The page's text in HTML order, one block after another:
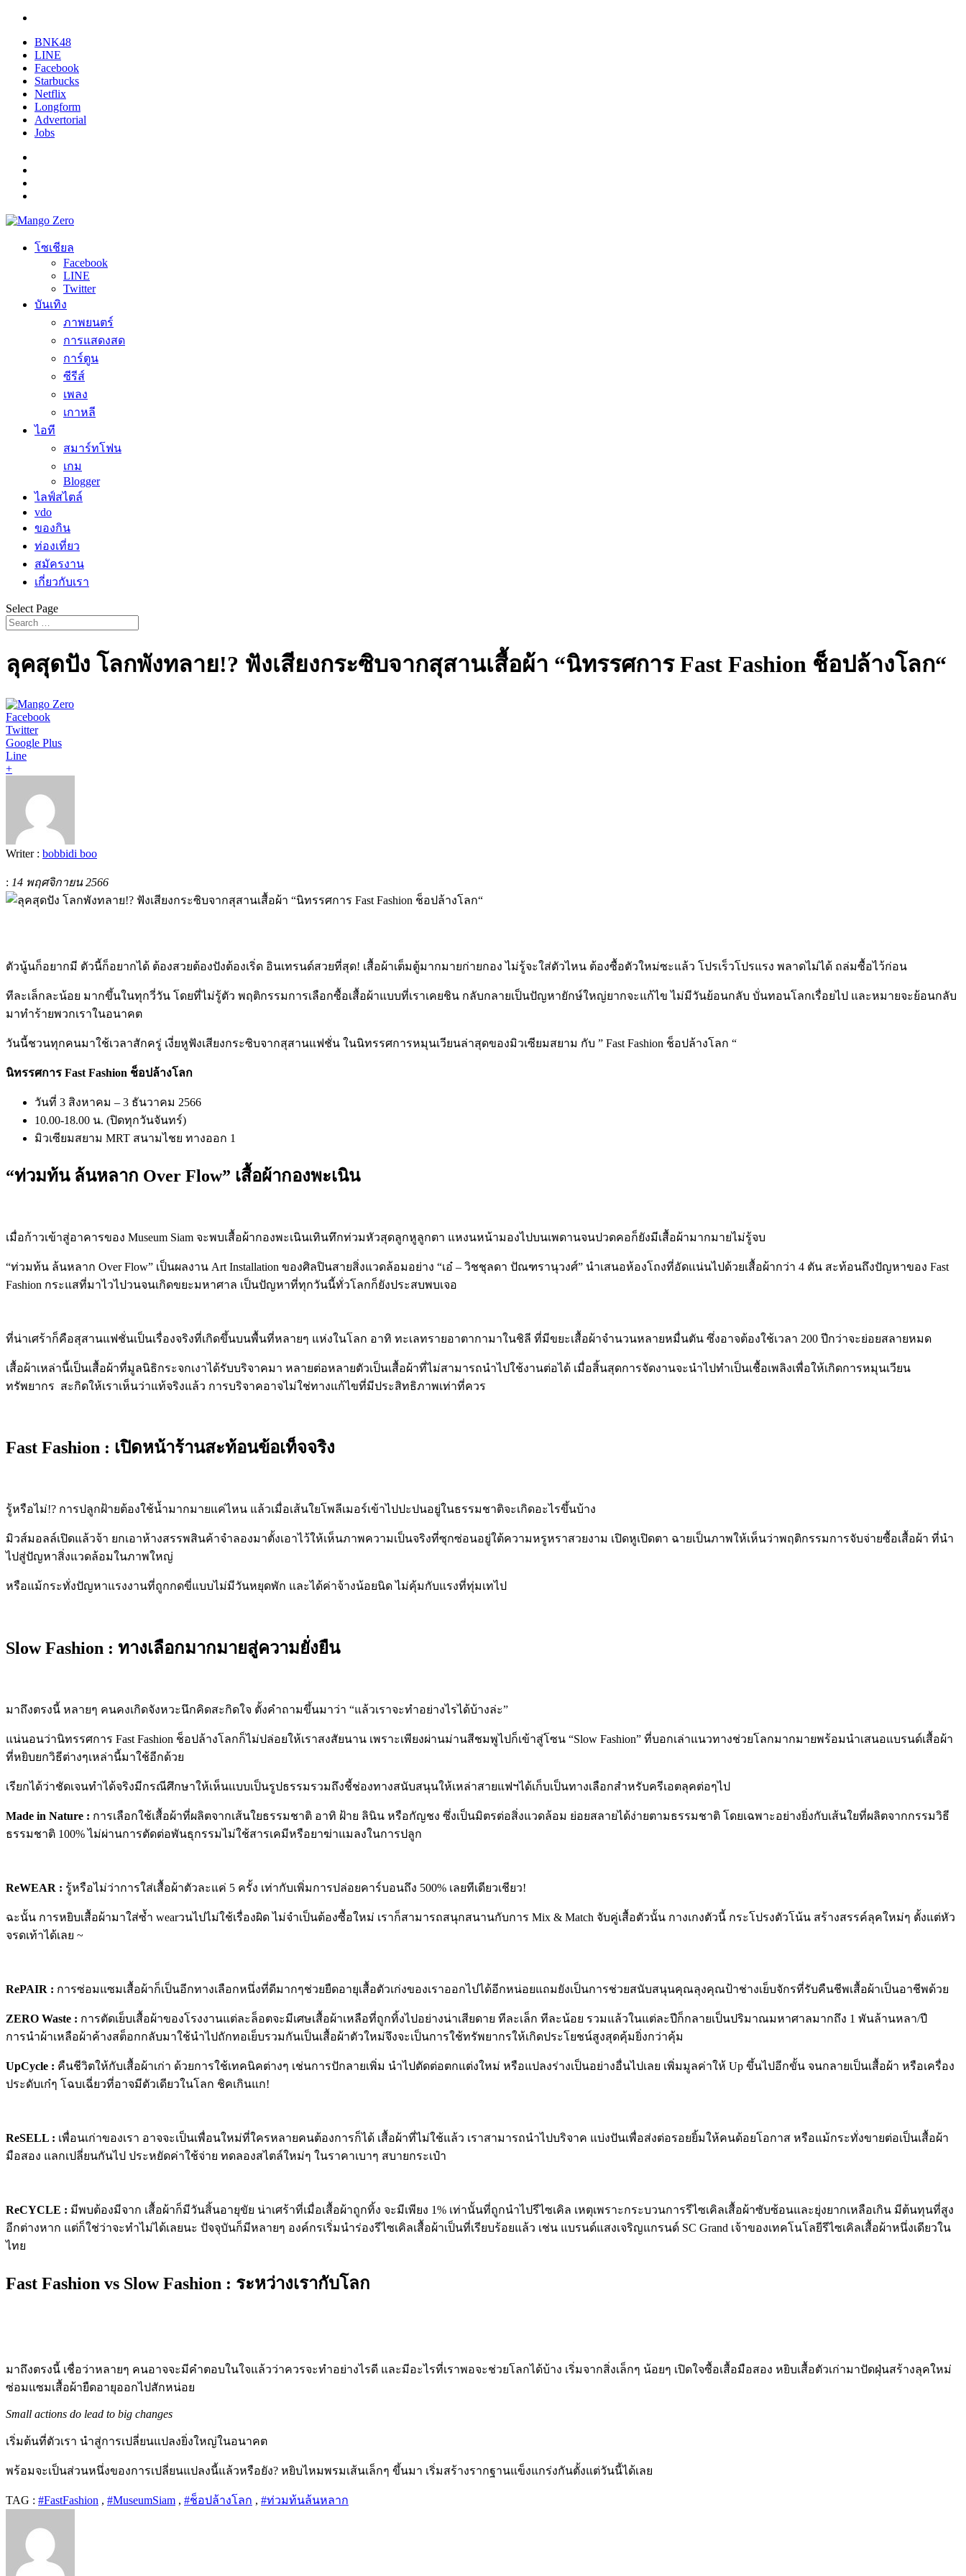
BNK48
LINE
Facebook
Starbucks
Netflix
Longform
Advertorial
Jobs
โซเชียล
Facebook
LINE
Twitter
บันเทิง
ภาพยนตร์
การแสดงสด
การ์ตูน
ซีรีส์
เพลง
เกาหลี
ไอที
สมาร์ทโฟน
เกม
Blogger
ไลฟ์สไตล์
vdo
ของกิน
ท่องเที่ยว
สมัครงาน
เกี่ยวกับเรา
Select Page
ลุคสุดปัง โลกพังทลาย!? ฟังเสียงกระซิบจากสุสานเสื้อผ้า “นิทรรศการ Fast Fashion ช็อปล้างโลก​“
Facebook
Twitter
Google Plus
Line
+
Writer : bobbidi boo
: 14 พฤศจิกายน 2566
ตัวนู้นก็อยากมี ตัวนี้ก็อยากได้ ต้องสวยต้องปังต้องเริ่ด อินเทรนด์สวยที่สุด! เสื้อผ้าเต็มตู้มากมายก่ายกอง ไม่รู้จะใส่ตัวไหน ต้องซื้อตัวใหม่ซะแล้ว โปรเร็วโปรแรง พลาดไม่ได้ ถล่มซื้อไว้ก่อน
ทีละเล็กละน้อย มากขึ้นในทุกวี่วัน โดยที่ไม่รู้ตัว พฤติกรรมการเลือกซื้อเสื้อผ้าแบบที่เราเคยชิน กลับกลายเป็นปัญหายักษ์ใหญ่ยากจะแก้ไข ไม่มีวันย้อนกลับ บั่นทอนโลกเรื่อยไป และหมายจะย้อนกลับ
มาทำร้ายพวกเราในอนาคต
วันนี้ชวนทุกคนมาใช้เวลาสักครู่ เงี่ยหูฟังเสียงกระซิบจากสุสานแฟชั่น ในนิทรรศการหมุนเวียนล่าสุดของมิวเซียมสยาม กับ ” Fast Fashion ช็อปล้างโลก “
นิทรรศการ Fast Fashion ช็อปล้างโลก
วันที่ 3 สิงหาคม – 3 ธันวาคม 2566
10.00-18.00 น. (ปิดทุกวันจันทร์)
มิวเซียมสยาม MRT สนามไชย ทางออก 1
“ท่วมท้น ล้นหลาก Over Flow” เสื้อผ้ากองพะเนิน
เมื่อก้าวเข้าสู่อาคารของ Museum Siam จะพบเสื้อผ้ากองพะเนินเทินทึกท่วมหัวสุดลูกหูลูกตา แหงนหน้ามองไปบนเพดานจนปวดคอก็ยังมีเสื้อผ้ามากมายไม่รู้จบ
“ท่วมท้น ล้นหลาก Over Flow” เป็นผลงาน Art Installation ของศิลปินสายสิ่งแวดล้อมอย่าง “เอ๋ – วิชชุลดา ปัณฑรานุวงศ์” นำเสนอห้องโถงที่อัดแน่นไปด้วยเสื้อผ้ากว่า 4 ตัน สะท้อนถึงปัญหาของ Fast
Fashion กระแสที่มาไวไปวนจนเกิดขยะมหาศาล เป็นปัญหาที่ทุกวันนี้ทั่วโลกก็ยังประสบพบเจอ
ที่น่าเศร้าก็คือสุสานแฟชั่นเป็นเรื่องจริงที่เกิดขึ้นบนพื้นที่หลายๆ แห่งในโลก อาทิ ทะเลทรายอาตากามาในชิลี ที่มีขยะเสื้อผ้าจำนวนหลายหมื่นตัน ซึ่งอาจต้องใช้เวลา 200 ปีกว่าจะย่อยสลายหมด
เสื้อผ้าเหล่านี้เป็นเสื้อผ้าที่มูลนิธิกระจกเงาได้รับบริจาคมา หลายต่อหลายตัวเป็นเสื้อผ้าที่ไม่สามารถนำไปใช้งานต่อได้ เมื่อสิ้นสุดการจัดงานจะนำไปทำเป็นเชื้อเพลิงเพื่อให้เกิดการหมุนเวียน
ทรัพยากร สะกิดให้เราเห็นว่าแท้จริงแล้ว การบริจาคอาจไม่ใช่ทางแก้ไขที่มีประสิทธิภาพเท่าที่ควร
Fast Fashion : เปิดหน้าร้านสะท้อนข้อเท็จจริง
รู้หรือไม่!? การปลูกฝ้ายต้องใช้น้ำมากมายแค่ไหน แล้วเมื่อเส้นใยโพลีเมอร์เข้าไปปะปนอยู่ในธรรมชาติจะเกิดอะไรขึ้นบ้าง
มิวส์มอลล์เปิดแล้วจ้า ยกเอาห้างสรรพสินค้าจำลองมาตั้งเอาไว้ให้เห็นภาพความเป็นจริงที่ซุกซ่อนอยู่ใต้ความหรูหราสวยงาม เปิดหูเปิดตา ฉายเป็นภาพให้เห็นว่าพฤติกรรมการจับจ่ายซื้อเสื้อผ้า ที่นำ
ไปสู่ปัญหาสิ่งแวดล้อมในภาพใหญ่
หรือแม้กระทั่งปัญหาแรงงานที่ถูกกดขี่แบบไม่มีวันหยุดพัก และได้ค่าจ้างน้อยนิด ไม่คุ้มกับแรงที่ทุ่มเทไป
Slow Fashion : ทางเลือกมากมายสู่ความยั่งยืน
มาถึงตรงนี้ หลายๆ คนคงเกิดจังหวะนึกคิดสะกิดใจ ตั้งคำถามขึ้นมาว่า “แล้วเราจะทำอย่างไรได้บ้างล่ะ”
แน่นอนว่านิทรรศการ Fast Fashion ช็อปล้างโลกก็ไม่ปล่อยให้เราสงสัยนาน เพราะเพียงผ่านม่านสีชมพูไปก็เข้าสู่โซน “Slow Fashion” ที่บอกเล่าแนวทางช่วยโลกมากมายพร้อมนำเสนอแบรนด์เสื้อผ้า
ที่หยิบยกวิธีต่างๆเหล่านี้มาใช้อีกด้วย
เรียกได้ว่าชัดเจนทำได้จริงมีกรณีศึกษาให้เห็นแบบเป็นรูปธรรมรวมถึงชี้ช่องทางสนับสนุนให้เหล่าสายแฟฯได้เก็บเป็นทางเลือกสำหรับครีเอตลุคต่อๆไป
Made in Nature : การเลือกใช้เสื้อผ้าที่ผลิตจากเส้นใยธรรมชาติ อาทิ ฝ้าย ลินิน หรือกัญชง ซึ่งเป็นมิตรต่อสิ่งแวดล้อม ย่อยสลายได้ง่ายตามธรรมชาติ โดยเฉพาะอย่างยิ่งกับเส้นใยที่ผลิตจากกรรมวิธี
ธรรมชาติ 100%ไม่ผ่านการตัดต่อพันธุกรรมไม่ใช้สารเคมีหรือยาฆ่าแมลงในการปลูก
ReWEAR : รู้หรือไม่ว่าการใส่เสื้อผ้าตัวละแค่ 5 ครั้ง เท่ากับเพิ่มการปล่อยคาร์บอนถึง 500% เลยทีเดียวเชียว!
ฉะนั้น การหยิบเสื้อผ้ามาใส่ซ้ำ wearวนไปไม่ใช้เรื่องผิด ไม่จำเป็นต้องซื้อใหม่ เราก็สามารถสนุกสนานกับการ Mix & Match จับคู่เสื้อตัวนั้น กางเกงตัวนี้ กระโปรงตัวโน้น สร้างสรรค์ลุคใหม่ๆ ตั้งแต่หัว
จรดเท้าได้เลย ~
RePAIR : การซ่อมแซมเสื้อผ้าก็เป็นอีกทางเลือกหนึ่งที่ดีมากๆช่วยยืดอายุเสื้อตัวเก่งของเราออกไปได้อีกหน่อยแถมยังเป็นการช่วยสนับสนุนคุณลุงคุณป้าช่างเย็บจักรที่รับคืนชีพเสื้อผ้าเป็นอาชีพด้วย
ZERO Waste : การตัดเย็บเสื้อผ้าของโรงงานแต่ละล็อตจะมีเศษเสื้อผ้าเหลือที่ถูกทิ้งไปอย่างน่าเสียดาย ทีละเล็ก ทีละน้อย รวมแล้วในแต่ละปีก็กลายเป็นปริมาณมหาศาลมากถึง 1 พันล้านหลา/ปี
การนำผ้าเหลือผ้าค้างสต็อกกลับมาใช้นำไปถักทอเย็บรวมกันเป็นเสื้อผ้าตัวใหม่จึงจะเป็นการใช้ทรัพยากรให้เกิดประโยชน์สูงสุดคุ้มยิ่งกว่าคุ้ม
UpCycle : คืนชีวิตให้กับเสื้อผ้าเก่า ด้วยการใช้เทคนิคต่างๆ เช่นการปักลายเพิ่ม นำไปตัดต่อตกแต่งใหม่ หรือแปลงร่างเป็นอย่างอื่นไปเลย เพิ่มมูลค่าให้ Up ขึ้นไปอีกขั้น จนกลายเป็นเสื้อผ้า หรือเครื่อง
ประดับเก๋ๆ โฉบเฉี่ยวที่อาจมีตัวเดียวในโลก ชิคเกินแก!
ReSELL : เพื่อนเก่าของเรา อาจจะเป็นเพื่อนใหม่ที่ใครหลายคนต้องการก็ได้ เสื้อผ้าที่ไม่ใช้แล้ว เราสามารถนำไปบริจาค แบ่งปันเพื่อส่งต่อรอยยิ้มให้คนด้อยโอกาส หรือแม้กระทั่งขายต่อเป็นเสื้อผ้า
มือสอง แลกเปลี่ยนกันไป ประหยัดค่าใช้จ่าย ทดลองสไตล์ใหม่ๆ ในราคาเบาๆ สบายกระเป๋า
ReCYCLE : มีพบต้องมีจาก เสื้อผ้าก็มีวันสิ้นอายุขัย น่าเศร้าที่เมื่อเสื้อผ้าถูกทิ้ง จะมีเพียง 1% เท่านั้นที่ถูกนำไปรีไซเคิล เหตุเพราะกระบวนการรีไซเคิลเสื้อผ้าซับซ้อนและยุ่งยากเหลือเกิน มีต้นทุนที่สูง
อีกต่างหาก แต่ก็ใช่ว่าจะทำไม่ได้เลยนะ ปัจจุบันก็มีหลายๆ องค์กรเริ่มนำร่องรีไซเคิลเสื้อผ้าเป็นที่เรียบร้อยแล้ว เช่น แบรนด์แสงเจริญแกรนด์ SC Grand เจ้าของเทคโนโลยีรีไซเคิลเสื้อผ้าหนึ่งเดียวใน
ไทย
Fast Fashion vs Slow Fashion : ระหว่างเรากับโลก
มาถึงตรงนี้ เชื่อว่าหลายๆ คนอาจจะมีคำตอบในใจแล้วว่าควรจะทำอย่างไรดี และมีอะไรที่เราพอจะช่วยโลกได้บ้าง เริ่มจากสิ่งเล็กๆ น้อยๆ เปิดใจซื้อเสื้อมือสอง หยิบเสื้อตัวเก่ามาปัดฝุ่นสร้างลุคใหม่
ซ่อมแซมเสื้อผ้ายืดอายุออกไปสักหน่อย
Small actions do lead to big changes
เริ่มต้นที่ตัวเรา นำสู่การเปลี่ยนแปลงยิ่งใหญ่ในอนาคต
พร้อมจะเป็นส่วนหนึ่งของการเปลี่ยนแปลงนี้แล้วหรือยัง? หยิบไหมพรมเส้นเล็กๆ ขึ้นมา เริ่มสร้างรากฐานแข็งแกร่งกันตั้งแต่วันนี้ได้เลย
TAG : #FastFashion , #MuseumSiam , #ช็อปล้างโลก , #ท่วมท้นล้นหลาก